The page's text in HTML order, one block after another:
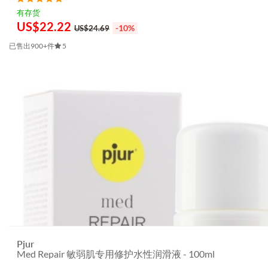
有存货
US$22.22 US$24.69 -10%
已售出900+件 5
Pjur
Med Repair 敏弱肌专用修护水性润滑液 - 100ml